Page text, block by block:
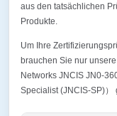
aus den tatsächlichen
Produkte.
Um Ihre
brauchen Sie nur
Networks JNCIS JN0-
Specialist (JNCIS-SP)